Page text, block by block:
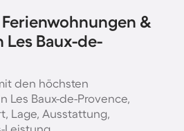
&
Les Baux-de-
den höchsten
Les Baux-de-Provence,
Lage, Ausstattung,